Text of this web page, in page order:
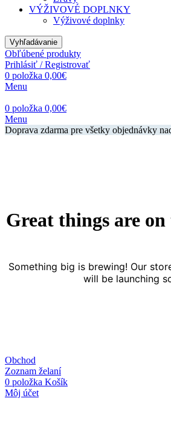
VÝŽIVOVÉ DOPLNKY
Výživové doplnky
Vyhľadávanie
Obľúbené produkty
Prihlásiť / Registrovať
0 položka 0,00€
Menu
0 položka 0,00€
Menu
Doprava zdarma pre všetky objednávky
Great things are
Something big is brewing! Our
will be launching
Obchod
Zoznam želaní
0 položka Košík
Môj účet